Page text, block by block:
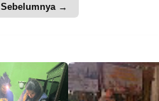
Sebelumnya →